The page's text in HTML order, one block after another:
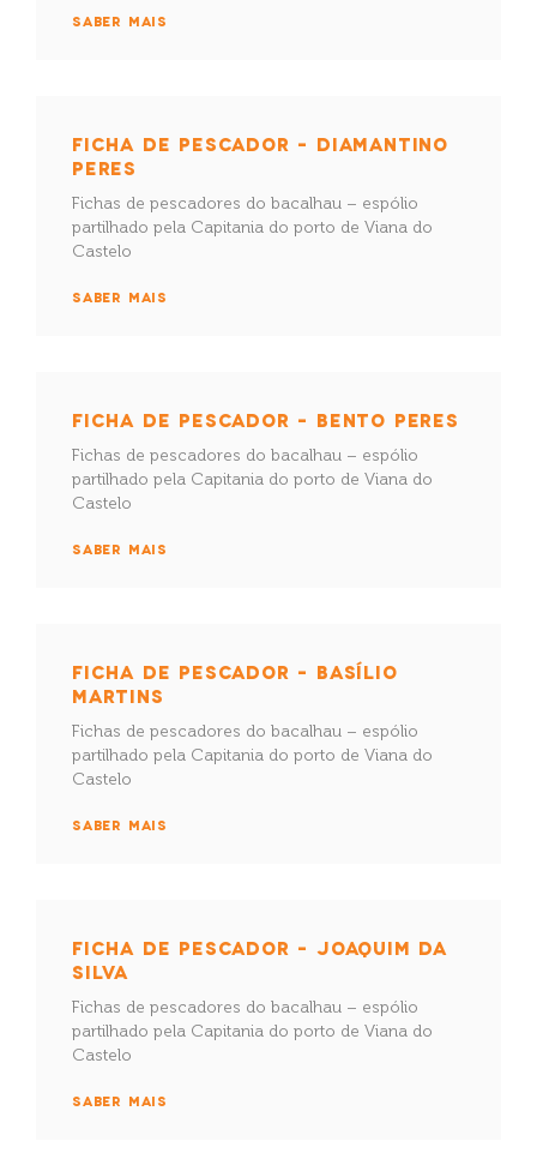
SABER MAIS
FICHA DE PESCADOR – DIAMANTINO
PERES
Fichas de pescadores do bacalhau – espólio
partilhado pela Capitania do porto de Viana do
Castelo
SABER MAIS
FICHA DE PESCADOR – BENTO PERES
Fichas de pescadores do bacalhau – espólio
partilhado pela Capitania do porto de Viana do
Castelo
SABER MAIS
FICHA DE PESCADOR – BASÍLIO
MARTINS
Fichas de pescadores do bacalhau – espólio
partilhado pela Capitania do porto de Viana do
Castelo
SABER MAIS
FICHA DE PESCADOR – JOAQUIM DA
SILVA
Fichas de pescadores do bacalhau – espólio
partilhado pela Capitania do porto de Viana do
Castelo
SABER MAIS